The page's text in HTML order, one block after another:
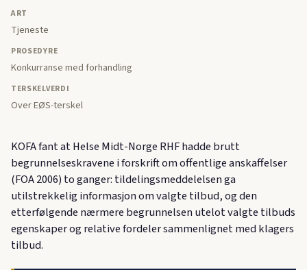
ART
Tjeneste
PROSEDYRE
Konkurranse med forhandling
TERSKELVERDI
Over EØS-terskel
KOFA fant at Helse Midt-Norge RHF hadde brutt
begrunnelseskravene i forskrift om offentlige anskaffelser
(FOA 2006) to ganger: tildelingsmeddelelsen ga
utilstrekkelig informasjon om valgte tilbud, og den
etterfølgende nærmere begrunnelsen utelot valgte tilbuds
egenskaper og relative fordeler sammenlignet med klagers
tilbud.